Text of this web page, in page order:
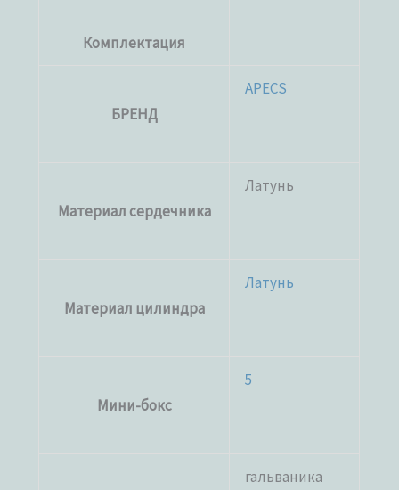
Комплектация
БРЕНД
APECS
Материал сердечника
Латунь
Материал цилиндра
Латунь
Мини-бокс
5
гальваника